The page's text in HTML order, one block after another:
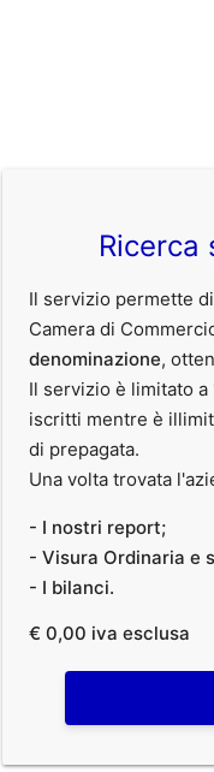
Ricerca
Il servizio permette
Camera di
denominazione,
Il servizio è limitato
iscritti mentre è
di prepagata.
Una volta trovata
- I nostri report;
- Visura Ordinaria e
- I bilanci.
€ 0,00 iva esclusa